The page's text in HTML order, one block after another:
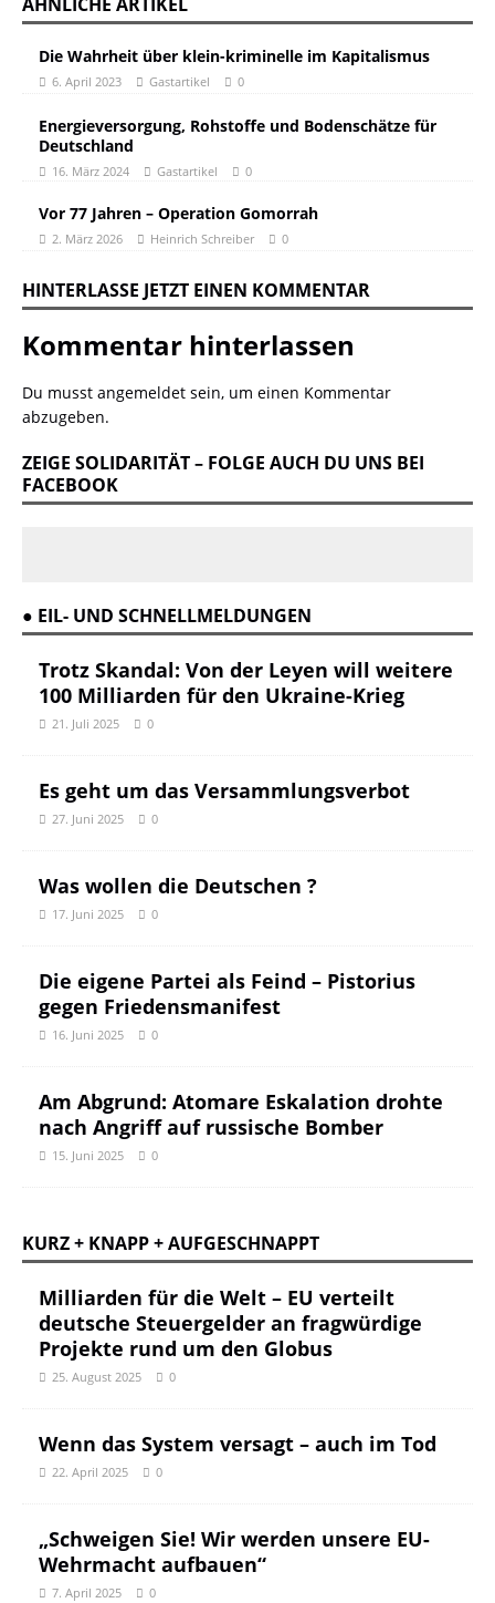
Die Wahrheit über klein-kriminelle im Kapitalismus
6. April 2023 Gastartikel 0
Energieversorgung, Rohstoffe und Bodenschätze für
Deutschland
16. März 2024 Gastartikel 0
Vor 77 Jahren – Operation Gomorrah
2. März 2026 Heinrich Schreiber 0
HINTERLASSE JETZT EINEN KOMMENTAR
Kommentar hinterlassen
Du musst angemeldet sein, um einen Kommentar
abzugeben.
ZEIGE SOLIDARITÄT – FOLGE AUCH DU UNS BEI
FACEBOOK
● EIL- UND SCHNELLMELDUNGEN
Trotz Skandal: Von der Leyen will weitere
100 Milliarden für den Ukraine-Krieg
21. Juli 2025 0
Es geht um das Versammlungsverbot
27. Juni 2025 0
Was wollen die Deutschen ?
17. Juni 2025 0
Die eigene Partei als Feind – Pistorius
gegen Friedensmanifest
16. Juni 2025 0
Am Abgrund: Atomare Eskalation drohte
nach Angriff auf russische Bomber
15. Juni 2025 0
KURZ + KNAPP + AUFGESCHNAPPT
Milliarden für die Welt – EU verteilt
deutsche Steuergelder an fragwürdige
Projekte rund um den Globus
25. August 2025 0
Wenn das System versagt – auch im Tod
22. April 2025 0
„Schweigen Sie! Wir werden unsere EU-
Wehrmacht aufbauen“
7. April 2025 0